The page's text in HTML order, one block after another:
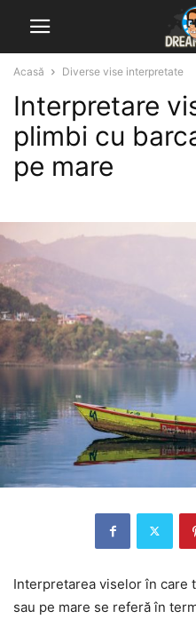
Acasă Diverse vise interpretate
Interpretare
plimbi cu
pe mare
Interpretarea viselor în care
sau pe mare se referă în